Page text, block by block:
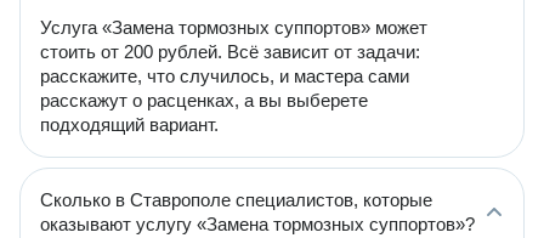
Услуга «Замена тормозных суппортов» может
стоить от 200 рублей. Всё зависит от задачи:
расскажите, что случилось, и мастера сами
расскажут о расценках, а вы выберете
подходящий вариант.
Сколько в Ставрополе специалистов, которые
оказывают услугу «Замена тормозных суппортов»?